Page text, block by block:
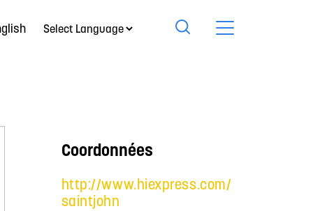
Coordonnées
http://www.hiexpress.com/
saintjohn